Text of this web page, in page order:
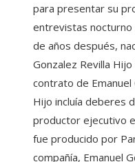
para presentar su
entrevistas nocturno
de años después,
Gonzalez Revilla Hijo
contrato de Emanuel
Hijo incluía deberes
productor ejecutivo
fue producido por
compañía, Emanuel